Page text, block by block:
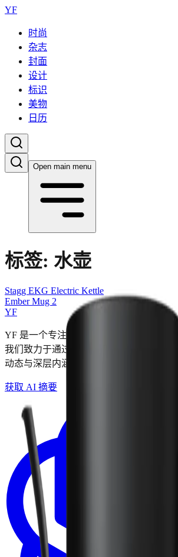
YF
时尚
杂志
封面
设计
标识
美物
日历
Open main menu
标签: 水壶
Stagg EKG Electric Kettle
Ember Mug 2
YF
YF 是一个专注于时尚、设计、当代艺术
我们致力于通过独特的视角，探索全球时
动态与深层内涵。 ☮︎
获取 AI 摘要